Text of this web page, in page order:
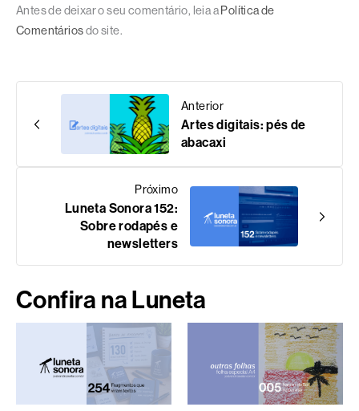
Antes de deixar o seu comentário, leia a Política de
Comentáriosdo site.
Anterior
Artes digitais: pés de
abacaxi
Próximo
Luneta Sonora 152:
Sobre rodapés e
newsletters
Confira na Luneta